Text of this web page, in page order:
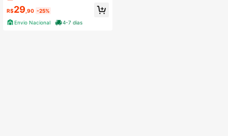
ançamento Outono/Inverno
R$29 ,90 -25%
Envio Nacional
4-7 dias